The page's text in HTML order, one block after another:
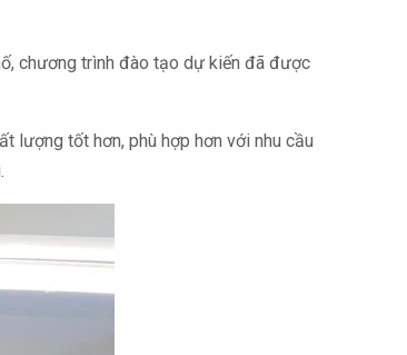
chương trình đào tạo dự kiến đã được
lượng tốt hơn, phù hợp hơn với nhu cầu